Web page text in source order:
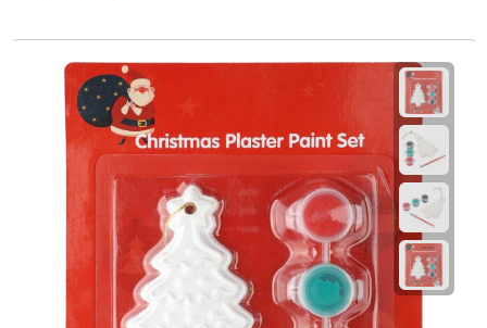
Waterflessen
Drinkglazen
Glazen & karaffen
Dubbelwandige glazen
Champagneglazen